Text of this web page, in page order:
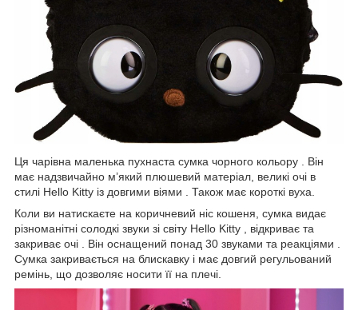
Ця чарівна маленька пухнаста сумка чорного кольору . Він
має надзвичайно м’який плюшевий матеріал, великі очі в
стилі Hello Kitty із довгими віями . Також має короткі вуха.
Коли ви натискаєте на коричневий ніс кошеня, сумка видає
різноманітні солодкі звуки зі світу Hello Kitty , відкриває та
закриває очі . Він оснащений понад 30 звуками та реакціями .
Сумка закривається на блискавку і має довгий регульований
ремінь, що дозволяє носити її на плечі.